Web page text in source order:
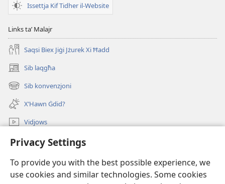
Privacy Settings
To provide you with the best possible experience, we
use cookies and similar technologies. Some cookies
Issettja Kif Tidher il-Website
Links taʼ Malajr
Saqsi Biex Jiġi Jżurek Xi Ħadd
Sib laqgħa
(opens
new
window)
Sib konvenzjoni
(opens
new
window)
X’Hawn Ġdid?
Vidjows
Fittex f’JW.ORG
Donazzjonijiet
(opens
new